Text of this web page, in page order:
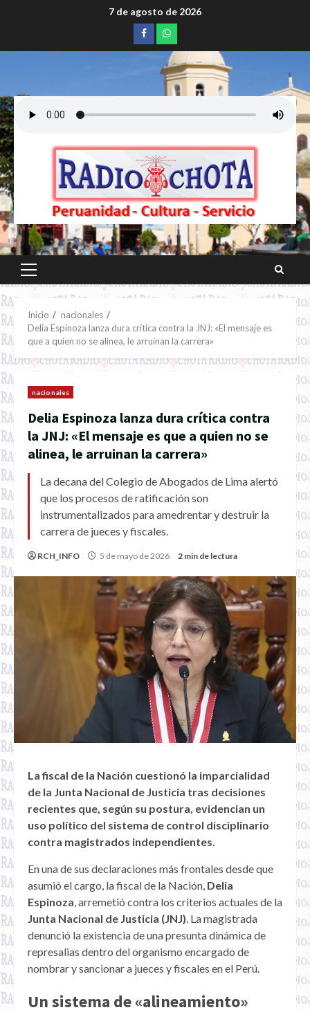
7 de agosto de 2026
Facebookwhatsapp
Menú
principal
Inicio
nacionales
Delia Espinoza lanza dura crítica contra la JNJ: «El mensaje es
que a quien no se alinea, le arruinan la carrera»
nacionales
Delia Espinoza lanza dura crítica contra
la JNJ: «El mensaje es que a quien no se
alinea, le arruinan la carrera»
La decana del Colegio de Abogados de Lima alertó
que los procesos de ratificación son
instrumentalizados para amedrentar y destruir la
carrera de jueces y fiscales.
RCH_INFO 5 de mayo de 2026 2 min de lectura
La fiscal de la Nación cuestionó la imparcialidad
de la Junta Nacional de Justicia tras decisiones
recientes que, según su postura, evidencian un
uso político del sistema de control disciplinario
contra magistrados independientes.
En una de sus declaraciones más frontales desde que
asumió el cargo, la fiscal de la Nación, Delia
Espinoza , arremetió contra los criterios actuales de la
Junta Nacional de Justicia (JNJ) . La magistrada
denunció la existencia de una presunta dinámica de
represalias dentro del organismo encargado de
nombrar y sancionar a jueces y fiscales en el Perú.
Un sistema de «alineamiento»